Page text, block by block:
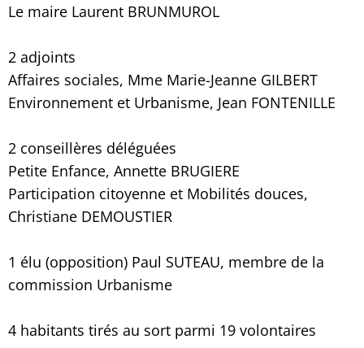
Le maire Laurent BRUNMUROL
2 adjoints
Affaires sociales, Mme Marie-Jeanne GILBERT
Environnement et Urbanisme, Jean FONTENILLE
2 conseillères déléguées
Petite Enfance, Annette BRUGIERE
Participation citoyenne et Mobilités douces,
Christiane DEMOUSTIER
1 élu (opposition) Paul SUTEAU, membre de la
commission Urbanisme
4 habitants tirés au sort parmi 19 volontaires